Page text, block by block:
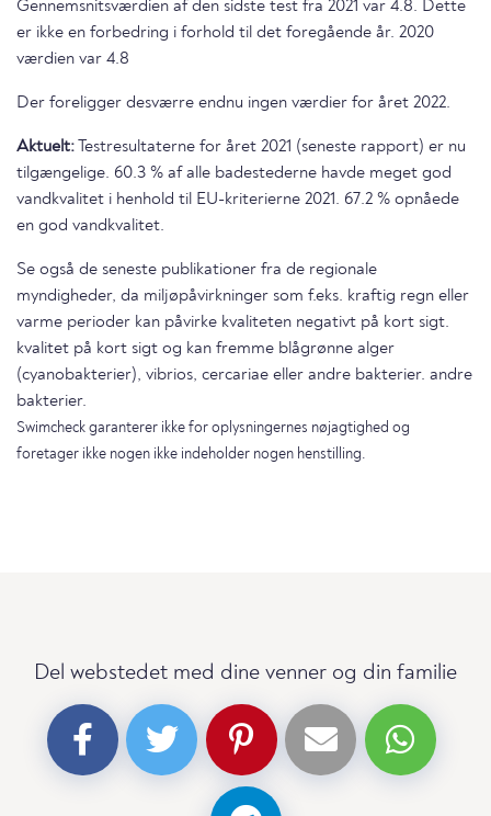
Gennemsnitsværdien af den sidste test fra 2021 var 4.8. Dette
er ikke en forbedring i forhold til det foregående år. 2020
værdien var 4.8
Der foreligger desværre endnu ingen værdier for året 2022.
Aktuelt: Testresultaterne for året 2021 (seneste rapport) er nu
tilgængelige. 60.3 % af alle badestederne havde meget god
vandkvalitet i henhold til EU-kriterierne 2021. 67.2 % opnåede
en god vandkvalitet.
Se også de seneste publikationer fra de regionale
myndigheder, da miljøpåvirkninger som f.eks. kraftig regn eller
varme perioder kan påvirke kvaliteten negativt på kort sigt.
kvalitet på kort sigt og kan fremme blågrønne alger
(cyanobakterier), vibrios, cercariae eller andre bakterier. andre
bakterier.
Swimcheck garanterer ikke for oplysningernes nøjagtighed og
foretager ikke nogen ikke indeholder nogen henstilling.
Del webstedet med dine venner og din familie